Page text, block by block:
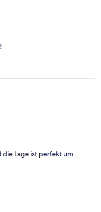
die Lage ist perfekt um